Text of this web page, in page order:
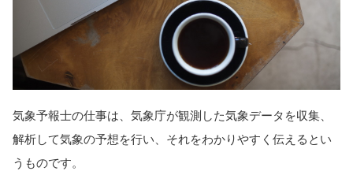
気象予報士の仕事は、気象庁が観測した気象データを収集、
解析して気象の予想を行い、それをわかりやすく伝えるとい
うものです。